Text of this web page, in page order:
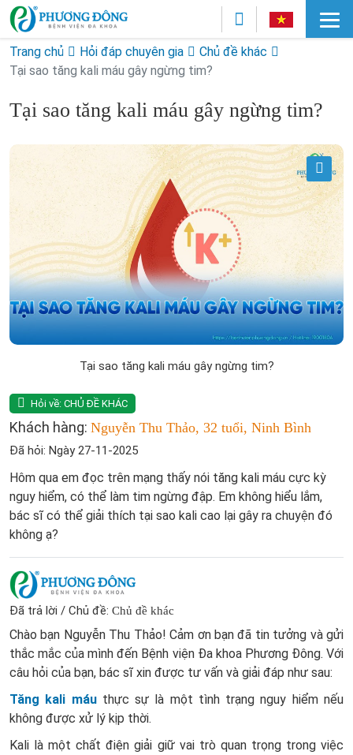
Trang chủ Hỏi đáp chuyên gia
Chủ đề khác
Tại sao tăng kali máu gây ngừng tim?
Tại sao tăng kali máu gây ngừng tim?
Tại sao tăng kali máu gây ngừng tim?
Hỏi về: CHỦ ĐỀ KHÁC
Khách hàng: Nguyễn Thu Thảo, 32 tuổi, Ninh Bình
Đã hỏi: Ngày 27-11-2025
Hôm qua em đọc trên mạng thấy nói tăng kali máu cực kỳ
nguy hiểm, có thể làm tim ngừng đập. Em không hiểu lắm,
bác sĩ có thể giải thích tại sao kali cao lại gây ra chuyện đó
không ạ?
Đã trả lời / Chủ đề: Chủ đề khác
Chào bạn Nguyễn Thu Thảo! Cảm ơn bạn đã tin tưởng và gửi
thắc mắc của mình đến Bệnh viện Đa khoa Phương Đông. Với
câu hỏi của bạn, bác sĩ xin được tư vấn và giải đáp như sau:
Tăng kali máuthực sự là một tình trạng nguy hiểm nếu
không được xử lý kịp thời.
Kali là một chất điện giải giữ vai trò quan trọng trong việc